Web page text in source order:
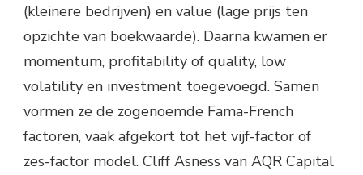
(kleinere bedrijven) en value (lage prijs ten
opzichte van boekwaarde). Daarna kwamen er
momentum, profitability of quality, low
volatility en investment toegevoegd. Samen
vormen ze de zogenoemde Fama-French
factoren, vaak afgekort tot het vijf-factor of
zes-factor model. Cliff Asness van AQR Capital